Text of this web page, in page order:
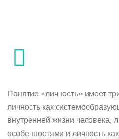
Понятие «личность» имеет
личность как
внутренней жизни человека,
особенностями и личность